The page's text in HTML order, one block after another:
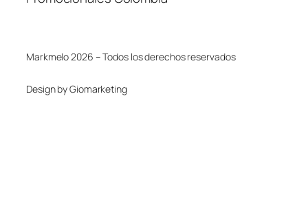
Markmelo 2026 – Todos los derechos reservados
Design by Giomarketing